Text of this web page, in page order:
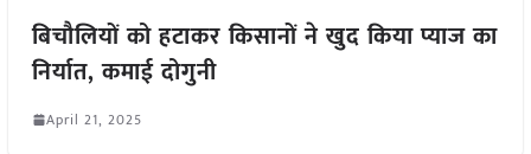
बिचौलियों को हटाकर किसानों ने खुद किया प्याज का
निर्यात, कमाई दोगुनी
April 21, 2025